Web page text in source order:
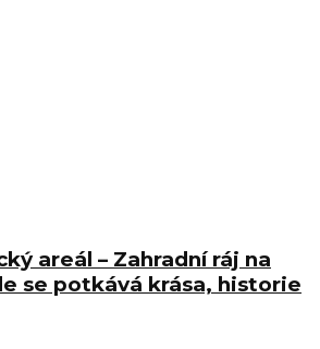
areál – Zahradní ráj na
se potkává krása, historie